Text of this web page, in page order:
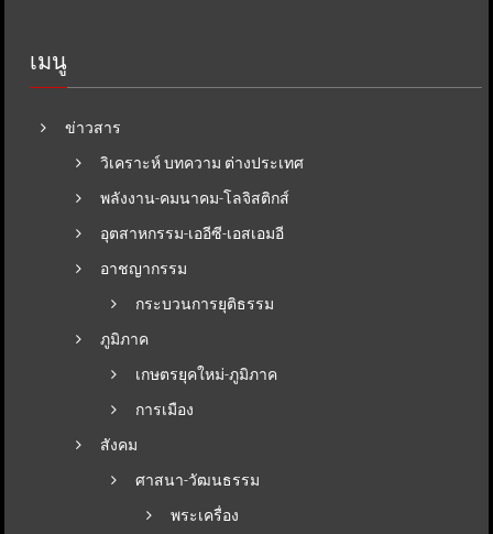
เมนู
ข่าวสาร
วิเคราะห์ บทความ ต่างประเทศ
พลังงาน-คมนาคม-โลจิสติกส์
อุตสาหกรรม-เออีซี-เอสเอมอี
อาชญากรรม
กระบวนการยุติธรรม
ภูมิภาค
เกษตรยุคใหม่-ภูมิภาค
การเมือง
สังคม
ศาสนา-วัฒนธรรม
พระเครื่อง